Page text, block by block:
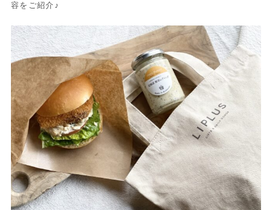
容を ご紹介♪